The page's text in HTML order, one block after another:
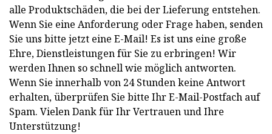
alle Produktschäden, die bei der Lieferung entstehen.
Wenn Sie eine Anforderung oder Frage haben, senden
Sie uns bitte jetzt eine E-Mail! Es ist uns eine große
Ehre, Dienstleistungen für Sie zu erbringen! Wir
werden Ihnen so schnell wie möglich antworten.
Wenn Sie innerhalb von 24 Stunden keine Antwort
erhalten, überprüfen Sie bitte Ihr E-Mail-Postfach auf
Spam. Vielen Dank für Ihr Vertrauen und Ihre
Unterstützung!